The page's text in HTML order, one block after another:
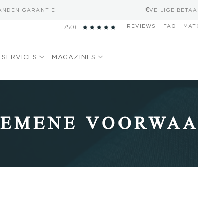
GARANTIE VEILIGE
750+ REVIEWS FAQ
SERVICES MAGAZINES